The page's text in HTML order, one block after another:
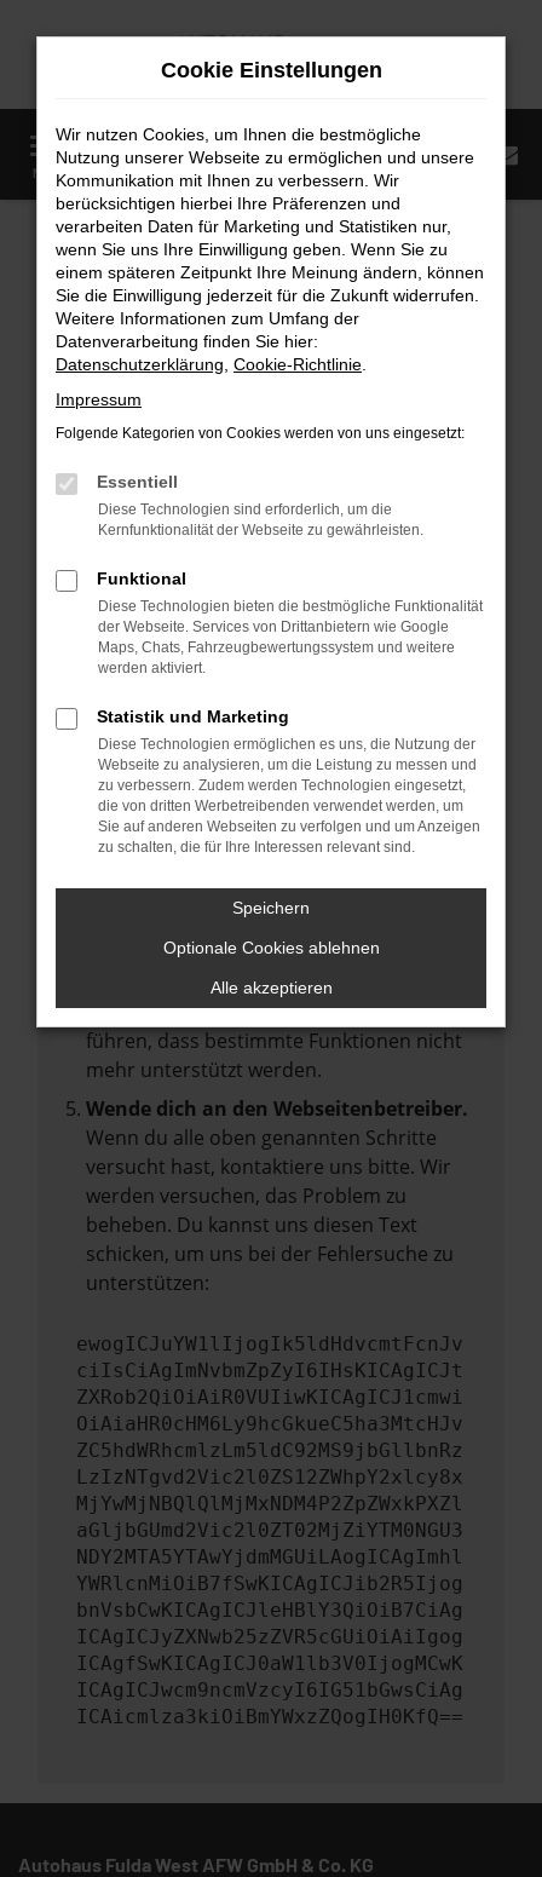
Zum
MENÜ
Startseite Fahrzeugangebote Fahrzeugmarkt
Fahrzeugmarkt
Fehler: Network Error
Beim Laden ist ein Fehler aufgetreten.
Hier sind ein paar Tipps, die dir helfen können:
Überprüfe deine Firewall und deine
Internetverbindung.
deine Suchmaschine?
Prüfe deine Browsererweiterungen.
Manche Erweiterungen, wie Werbeblocker,
können das Laden bestimmter Seiten
anderen Browser oder in einem privaten
Fenster?
Starte dein Gerät neu.
Das kann manchmal helfen,
vorübergehende Probleme zu beheben.
Stelle sicher, dass dein Browser und dein
Betriebssystem auf dem neuesten Stand
Veraltete Software birgt nicht nur ein
Sicherheitsrisiko, sondern kann auch dazu
führen, dass bestimmte Funktionen nicht
mehr unterstützt werden.
Wende dich an den Webseitenbetreiber.
Wenn du alle oben genannten Schritte
versucht hast, kontaktiere uns bitte. Wir
werden versuchen, das Problem zu
beheben. Du kannst uns diesen Text
schicken, um uns bei der Fehlersuche zu
unterstützen:
ewogICJuYW1lIjogIk5ldHdvcmtFcnJv
ciIsCiAgImNvbmZpZyI6IHsKICAgICJt
ZXRob2QiOiAiR0VUIiwKICAgICJ1cmwi
OiAiaHR0cHM6Ly9hcGkueC5ha3MtcHJv
ZC5hdWRhcmlzLm5ldC92MS9jbGllbnRz
LzIzNTgvd2Vic2l0ZS12ZWhpY2xlcy8x
MjYwMjNBQlQlMjMxNDM4P2ZpZWxkPXZl
aGljbGUmd2Vic2l0ZT02MjZiYTM0NGU3
NDY2MTA5YTAwYjdmMGUiLAogICAgImhl
YWRlcnMiOiB7fSwKICAgICJib2R5Ijog
bnVsbCwKICAgICJleHBlY3QiOiB7CiAg
ICAgICJyZXNwb25zZVR5cGUiOiAiIgog
ICAgfSwKICAgICJ0aW1lb3V0IjogMCwK
ICAgICJwcm9ncmVzcyI6IG51bGwsCiAg
ICAicmlza3kiOiBmYWxzZQogIH0KfQ==
Autohaus Fulda West AFW GmbH & Co. KG
Cookie Einstellungen
Wir nutzen Cookies, um Ihnen die bestmögliche
Nutzung unserer Webseite zu ermöglichen und unsere
Kommunikation mit Ihnen zu verbessern. Wir
berücksichtigen hierbei Ihre Präferenzen und
verarbeiten Daten für Marketing und Statistiken nur,
wenn Sie uns Ihre Einwilligung geben. Wenn Sie zu
einem späteren Zeitpunkt Ihre Meinung ändern, können
Sie die Einwilligung jederzeit für die Zukunft widerrufen.
Weitere Informationen zum Umfang der
Datenverarbeitung finden Sie hier:
Datenschutzerklärung Cookie-Richtlinie
Impressum
Folgende Kategorien von Cookies werden von uns eingesetzt:
Essentiell
Diese Technologien sind erforderlich, um die
Kernfunktionalität der Webseite zu gewährleisten.
Funktional
Diese Technologien bieten die bestmögliche Funktionalität
der Webseite. Services von Drittanbietern wie Google
Maps, Chats, Fahrzeugbewertungssystem und weitere
werden aktiviert.
Statistik und Marketing
Diese Technologien ermöglichen es uns, die Nutzung der
Webseite zu analysieren, um die Leistung zu messen und
zu verbessern. Zudem werden Technologien eingesetzt,
die von dritten Werbetreibenden verwendet werden, um
Sie auf anderen Webseiten zu verfolgen und um Anzeigen
zu schalten, die für Ihre Interessen relevant sind.
Speichern
Optionale Cookies ablehnen
Alle akzeptieren